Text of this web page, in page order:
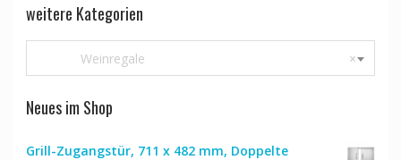
weitere Kategorien
×
Weinregale
Neues im Shop
Grill-Zugangstür, 711 x 482 mm, Doppelte